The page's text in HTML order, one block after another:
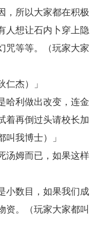
，所以大家都在积极
人想让石内卜穿上隐
咒等等。（玩家大家
仁杰）」
哈利做出改变，连金
着再倒过头请校长加
我博士）」
汤姆而已，如果这样
小数目，如果我们成
资。（玩家大家都叫